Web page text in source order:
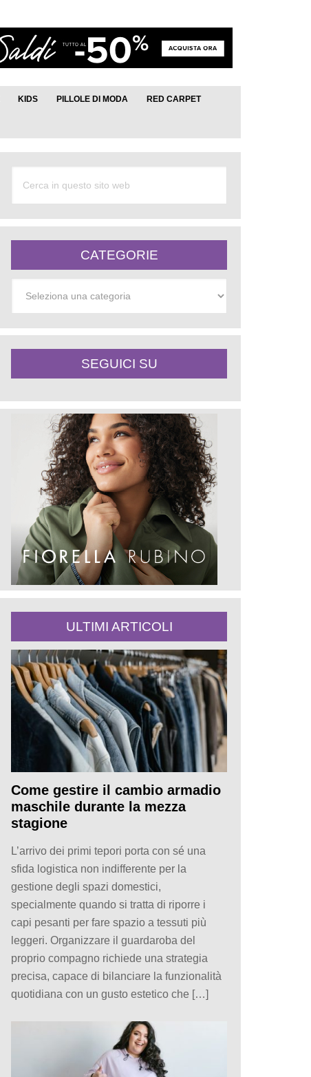
KIDS PILLOLE DI MODA RED CARPET
CATEGORIE
SEGUICI SU
ULTIMI ARTICOLI
Come gestire il cambio armadio
maschile durante la mezza
stagione
L’arrivo dei primi tepori porta con sé una
sfida logistica non indifferente per la
gestione degli spazi domestici,
specialmente quando si tratta di riporre i
capi pesanti per fare spazio a tessuti più
leggeri. Organizzare il guardaroba del
proprio compagno richiede una strategia
precisa, capace di bilanciare la funzionalità
quotidiana con un gusto estetico che […]